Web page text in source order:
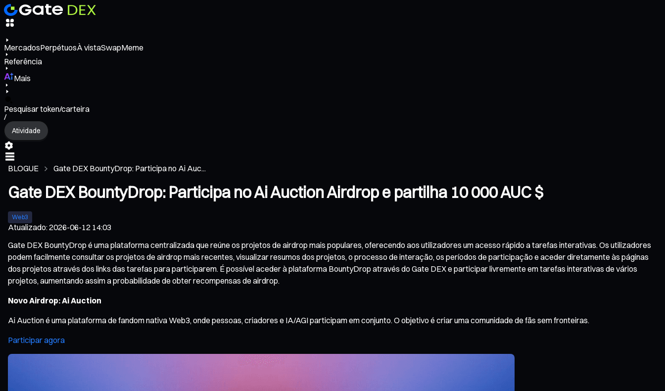
MercadosPerpétuosÀ vistaSwapMeme
Referência
Mais
Pesquisar token/carteira
/
Atividade
BLOGUE Gate DEX BountyDrop: Participa no Ai Auc...
Gate DEX BountyDrop: Participa no Ai Auction Airdrop e partilha 10 000 AUC $
Web3
Atualizado:2026-06-12 14:03
Gate DEX BountyDrop é uma plataforma centralizada que reúne os projetos de airdrop mais populares, oferecendo aos utilizadores um acesso rápido a tarefas interativas. Os utilizadores
podem facilmente consultar os projetos de airdrop mais recentes, visualizar resumos dos projetos, o processo de interação, os períodos de participação e aceder diretamente às páginas
dos projetos através dos links das tarefas para participarem. É possível aceder à plataforma BountyDrop através do Gate DEX e participar livremente em tarefas interativas de vários
projetos, aumentando assim a probabilidade de obter recompensas de airdrop.
Novo Airdrop: Ai Auction
Ai Auction é uma plataforma de fandom nativa Web3, onde pessoas, criadores e IA/AGI participam em conjunto. O objetivo é criar uma comunidade de fãs sem fronteiras.
Participar agora